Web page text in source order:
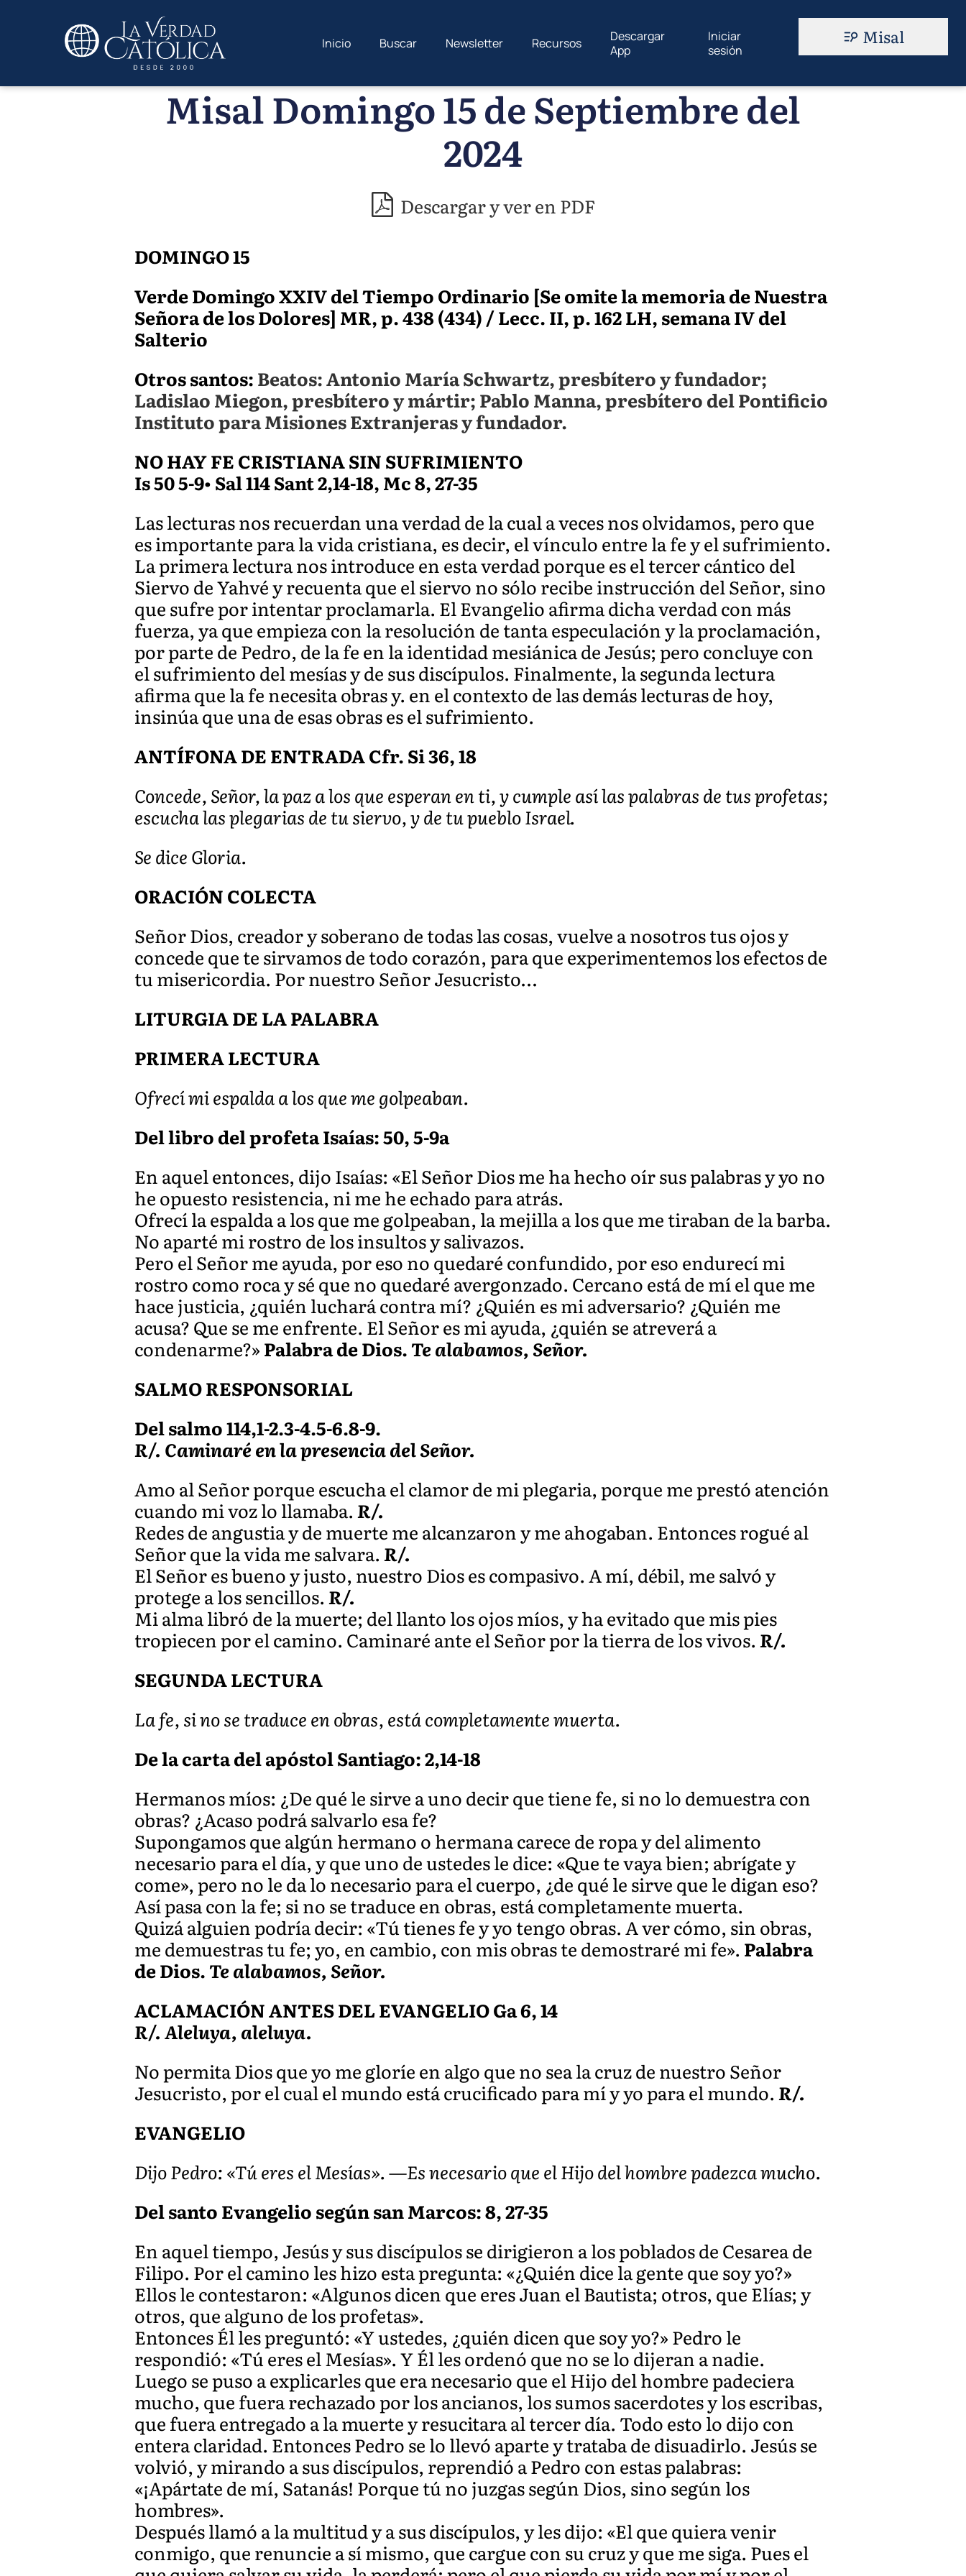
Inicio Buscar Newsletter Recursos
Descargar
App
Iniciar
sesión
Misal
Misal Domingo 15 de Septiembre del
2024
Descargar y ver en PDF
DOMINGO 15
Verde Domingo XXIV del Tiempo Ordinario [Se omite la memoria de Nuestra
Señora de los Dolores] MR, p. 438 (434) / Lecc. II, p. 162 LH, semana IV del
Salterio
Otros santos:Beatos: Antonio María Schwartz, presbítero y fundador;
Ladislao Miegon, presbítero y mártir; Pablo Manna, presbítero del Pontificio
Instituto para Misiones Extranjeras y fundador.
NO HAY FE CRISTIANA SIN SUFRIMIENTO
Is 50 5-9• Sal 114 Sant 2,14-18, Mc 8, 27-35
Las lecturas nos recuerdan una verdad de la cual a veces nos olvidamos, pero que
es importante para la vida cristiana, es decir, el vínculo entre la fe y el sufrimiento.
La primera lectura nos introduce en esta verdad porque es el tercer cántico del
Siervo de Yahvé y recuenta que el siervo no sólo recibe instrucción del Señor, sino
que sufre por intentar proclamarla. El Evangelio afirma dicha verdad con más
fuerza, ya que empieza con la resolución de tanta especulación y la proclamación,
por parte de Pedro, de la fe en la identidad mesiánica de Jesús; pero concluye con
el sufrimiento del mesías y de sus discípulos. Finalmente, la segunda lectura
afirma que la fe necesita obras y. en el contexto de las demás lecturas de hoy,
insinúa que una de esas obras es el sufrimiento.
ANTÍFONA DE ENTRADA Cfr. Si 36, 18
Concede, Señor, la paz a los que esperan en ti, y cumple así las palabras de tus profetas;
escucha las plegarias de tu siervo, y de tu pueblo Israel.
Se dice Gloria.
ORACIÓN COLECTA
Señor Dios, creador y soberano de todas las cosas, vuelve a nosotros tus ojos y
concede que te sirvamos de todo corazón, para que experimentemos los efectos de
tu misericordia. Por nuestro Señor Jesucristo…
LITURGIA DE LA PALABRA
PRIMERA LECTURA
Ofrecí mi espalda a los que me golpeaban.
Del libro del profeta Isaías: 50, 5-9a
En aquel entonces, dijo Isaías: «El Señor Dios me ha hecho oír sus palabras y yo no
he opuesto resistencia, ni me he echado para atrás.
Ofrecí la espalda a los que me golpeaban, la mejilla a los que me tiraban de la barba.
No aparté mi rostro de los insultos y salivazos.
Pero el Señor me ayuda, por eso no quedaré confundido, por eso endurecí mi
rostro como roca y sé que no quedaré avergonzado. Cercano está de mí el que me
hace justicia, ¿quién luchará contra mí? ¿Quién es mi adversario? ¿Quién me
acusa? Que se me enfrente. El Señor es mi ayuda, ¿quién se atreverá a
condenarme?»Palabra de Dios.Te alabamos, Señor.
SALMO RESPONSORIAL
Del salmo 114,1-2.3-4.5-6.8-9.
R/. Caminaré en la presencia del Señor.
Amo al Señor porque escucha el clamor de mi plegaria, porque me prestó atención
cuando mi voz lo llamaba.R/.
Redes de angustia y de muerte me alcanzaron y me ahogaban. Entonces rogué al
Señor que la vida me salvara.R/.
El Señor es bueno y justo, nuestro Dios es compasivo. A mí, débil, me salvó y
protege a los sencillos.R/.
Mi alma libró de la muerte; del llanto los ojos míos, y ha evitado que mis pies
tropiecen por el camino. Caminaré ante el Señor por la tierra de los vivos.R/.
SEGUNDA LECTURA
La fe, si no se traduce en obras, está completamente muerta.
De la carta del apóstol Santiago: 2,14-18
Hermanos míos: ¿De qué le sirve a uno decir que tiene fe, si no lo demuestra con
obras? ¿Acaso podrá salvarlo esa fe?
Supongamos que algún hermano o hermana carece de ropa y del alimento
necesario para el día, y que uno de ustedes le dice: «Que te vaya bien; abrígate y
come», pero no le da lo necesario para el cuerpo, ¿de qué le sirve que le digan eso?
Así pasa con la fe; si no se traduce en obras, está completamente muerta.
Quizá alguien podría decir: «Tú tienes fe y yo tengo obras. A ver cómo, sin obras,
me demuestras tu fe; yo, en cambio, con mis obras te demostraré mi fe». Palabra
de Dios.Te alabamos, Señor.
ACLAMACIÓN ANTES DEL EVANGELIO Ga 6, 14
R/. Aleluya, aleluya.
No permita Dios que yo me gloríe en algo que no sea la cruz de nuestro Señor
Jesucristo, por el cual el mundo está crucificado para mí y yo para el mundo.R/.
EVANGELIO
Dijo Pedro: «Tú eres el Mesías». —Es necesario que el Hijo del hombre padezca mucho.
Del santo Evangelio según san Marcos: 8, 27-35
En aquel tiempo, Jesús y sus discípulos se dirigieron a los poblados de Cesarea de
Filipo. Por el camino les hizo esta pregunta: «¿Quién dice la gente que soy yo?»
Ellos le contestaron: «Algunos dicen que eres Juan el Bautista; otros, que Elías; y
otros, que alguno de los profetas».
Entonces Él les preguntó: «Y ustedes, ¿quién dicen que soy yo?» Pedro le
respondió: «Tú eres el Mesías». Y Él les ordenó que no se lo dijeran a nadie.
Luego se puso a explicarles que era necesario que el Hijo del hombre padeciera
mucho, que fuera rechazado por los ancianos, los sumos sacerdotes y los escribas,
que fuera entregado a la muerte y resucitara al tercer día. Todo esto lo dijo con
entera claridad. Entonces Pedro se lo llevó aparte y trataba de disuadirlo. Jesús se
volvió, y mirando a sus discípulos, reprendió a Pedro con estas palabras:
«¡Apártate de mí, Satanás! Porque tú no juzgas según Dios, sino según los
hombres».
Después llamó a la multitud y a sus discípulos, y les dijo: «El que quiera venir
conmigo, que renuncie a sí mismo, que cargue con su cruz y que me siga. Pues el